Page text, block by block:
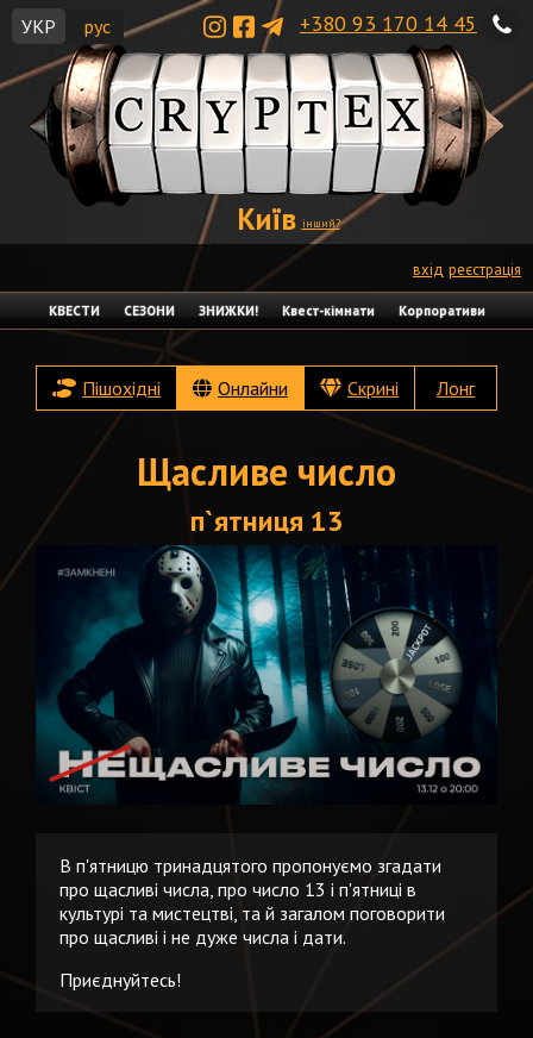
+380 93 170 14 45
Київ інший?
вхід реєстрація
КВЕСТИ СЕЗОНИ ЗНИЖКИ! Квест-кімнати Корпоративи
УКР рус
Пішохідні Онлайни Скрині Лонг
Щасливе число
п`ятниця 13
В п'ятницю тринадцятого пропонуємо згадати
про щасливі числа, про число 13 і п'ятниці в
культурі та мистецтві, та й загалом поговорити
про щасливі і не дуже числа і дати.
Приєднуйтесь!